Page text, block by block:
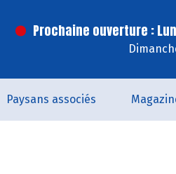
Prochaine ouverture :
Paysans associés